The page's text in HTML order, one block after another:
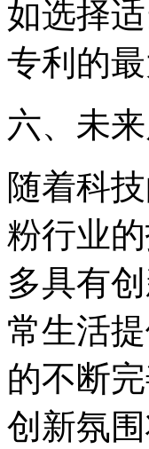
如选择
专利的
六、未
随着科
粉行业
多具有
常生活
的不断
创新氛